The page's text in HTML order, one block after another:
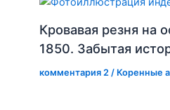
Кровавая резня на
1850. Забытая
комментария 2 / Коренные